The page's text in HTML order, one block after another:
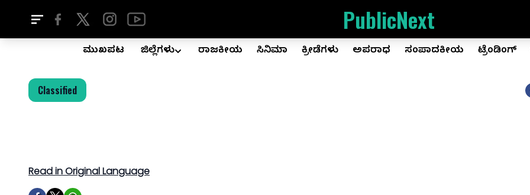
PublicNext
ಮುಖಪುಟ ಜಿಲ್ಲೆಗಳು ರಾಜಕೀಯ ಸಿನಿಮಾ ಕ್ರೀಡೆಗಳು ಅಪರಾಧ ಸಂಪಾದಕೀಯ ಟ್ರೆಂಡಿಂಗ್
Classified
Read in Original Language